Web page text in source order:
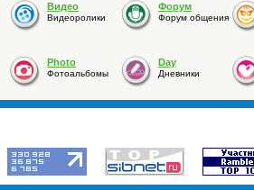
Видео
Видеоролики
Форум
Форум общения
Photo
Фотоальбомы
Day
Дневники